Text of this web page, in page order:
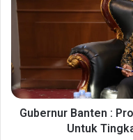
m
a
u
u
r
B
Gubernur Banten :
Untuk